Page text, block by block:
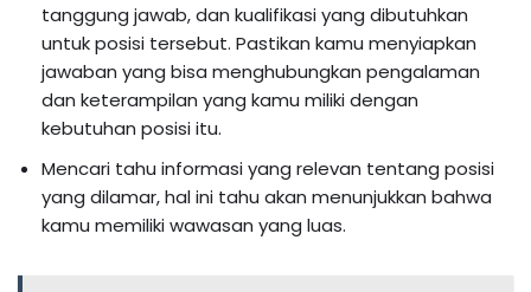
tanggung jawab, dan kualifikasi yang dibutuhkan
untuk posisi tersebut. Pastikan kamu menyiapkan
jawaban yang bisa menghubungkan pengalaman
dan keterampilan yang kamu miliki dengan
kebutuhan posisi itu.
Mencari tahu informasi yang relevan tentang posisi
yang dilamar, hal ini tahu akan menunjukkan bahwa
kamu memiliki wawasan yang luas.